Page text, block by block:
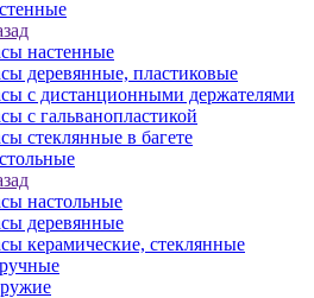
настенные
деревянные, пластиковые
с дистанционными держателями
с гальванопластикой
стеклянные в багете
настольные
деревянные
керамические, стеклянные